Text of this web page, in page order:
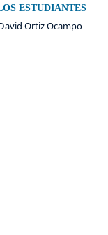
ESTUDIANTES
Ortiz Ocampo